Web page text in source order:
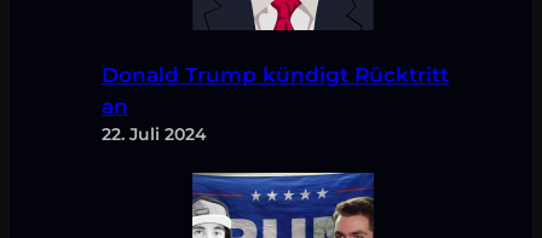
Donald Trump kündigt Rücktritt
an
22. Juli 2024